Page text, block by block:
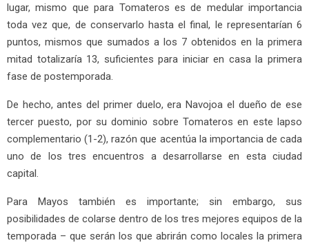
lugar, mismo que para Tomateros es de medular importancia
toda vez que, de conservarlo hasta el final, le representarían 6
puntos, mismos que sumados a los 7 obtenidos en la primera
mitad totalizaría 13, suficientes para iniciar en casa la primera
fase de postemporada.
De hecho, antes del primer duelo, era Navojoa el dueño de ese
tercer puesto, por su dominio sobre Tomateros en este lapso
complementario (1-2), razón que acentúa la importancia de cada
uno de los tres encuentros a desarrollarse en esta ciudad
capital.
Para Mayos también es importante; sin embargo, sus
posibilidades de colarse dentro de los tres mejores equipos de la
temporada – que serán los que abrirán como locales la primera